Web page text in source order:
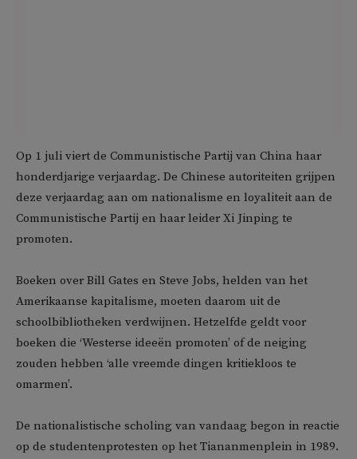
Op 1 juli viert de Communistische Partij van China haar
honderdjarige verjaardag. De Chinese autoriteiten grijpen
deze verjaardag aan om nationalisme en loyaliteit aan de
Communistische Partij en haar leider Xi Jinping te
promoten.
Boeken over Bill Gates en Steve Jobs, helden van het
Amerikaanse kapitalisme, moeten daarom uit de
schoolbibliotheken verdwijnen. Hetzelfde geldt voor
boeken die ‘Westerse ideeën promoten’ of de neiging
zouden hebben ‘alle vreemde dingen kritiekloos te
omarmen’.
De nationalistische scholing van vandaag begon in reactie
op de studentenprotesten op het Tiananmenplein in 1989.